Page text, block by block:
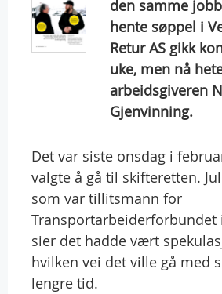
den samme
hente søppel i
Retur AS gikk
uke, men nå
arbeidsgiveren
Gjenvinning.
Det var siste onsdag i
valgte å gå til skifteretten.
som var tillitsmann for
Transportarbeiderforbundet
sier det hadde vært
hvilken vei det ville gå med
lengre tid.